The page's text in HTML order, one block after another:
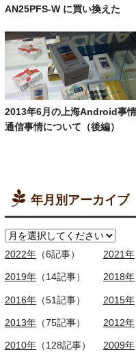
AN25PFS-W に買い換えた
2013年6月の上海Android事
通信事情について（後編）
年月別アーカイブ
2022年 （6記事） 2021年
2019年 （14記事） 2018年
2016年 （51記事） 2015年
2013年 （75記事） 2012年
2010年 （128記事） 2009年